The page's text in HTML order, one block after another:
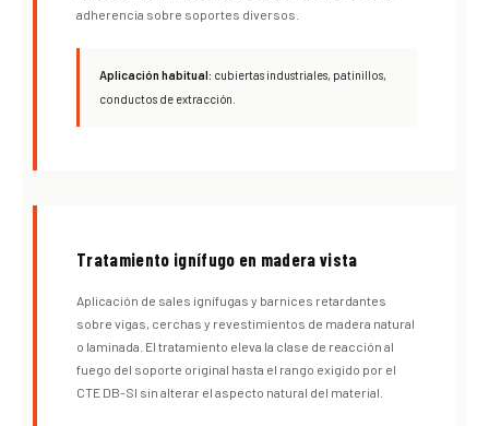
adherencia sobre soportes diversos.
Aplicación habitual: cubiertas industriales, patinillos,
conductos de extracción.
Tratamiento ignífugo en madera vista
Aplicación de sales ignífugas y barnices retardantes
sobre vigas, cerchas y revestimientos de madera natural
o laminada. El tratamiento eleva la clase de reacción al
fuego del soporte original hasta el rango exigido por el
CTE DB-SI sin alterar el aspecto natural del material.